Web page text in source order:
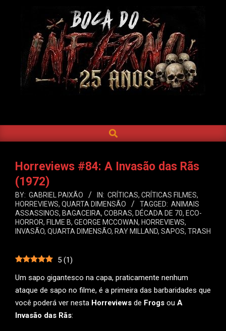
DO
INFERNO
Navigation
SEARCH
Horreviews #84: A Invasão das Rãs
(1972)
BY: GABRIEL PAIXÃO IN: CRÍTICAS, CRÍTICAS FILMES,
HORREVIEWS, QUARTA DIMENSÃO TAGGED: ANIMAIS
ASSASSINOS, BAGACEIRA, COBRAS, DÉCADA DE 70, ECO-
HORROR, FILME B, GEORGE MCCOWAN, HORREVIEWS,
INVASÃO, QUARTA DIMENSÃO, RAY MILLAND, SAPOS, TRASH
5 (1)
Um sapo gigantesco na capa, praticamente nenhum
ataque de sapo no filme, é a primeira das barbaridades que
você poderá ver nesta Horreviews de Frogs ou A
Invasão das Rãs: